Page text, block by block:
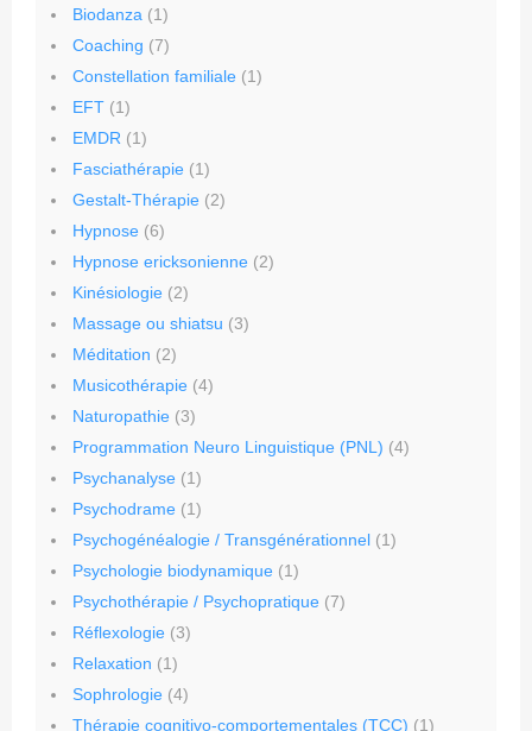
Biodanza (1)
Coaching (7)
Constellation familiale (1)
EFT (1)
EMDR (1)
Fasciathérapie (1)
Gestalt-Thérapie (2)
Hypnose (6)
Hypnose ericksonienne (2)
Kinésiologie (2)
Massage ou shiatsu (3)
Méditation (2)
Musicothérapie (4)
Naturopathie (3)
Programmation Neuro Linguistique (PNL) (4)
Psychanalyse (1)
Psychodrame (1)
Psychogénéalogie / Transgénérationnel (1)
Psychologie biodynamique (1)
Psychothérapie / Psychopratique (7)
Réflexologie (3)
Relaxation (1)
Sophrologie (4)
Thérapie cognitivo-comportementales (TCC) (1)